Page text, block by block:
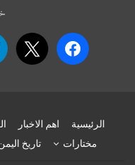
facebook
x
الرئيسية اهم الاخبار
مختارات
تاريخ